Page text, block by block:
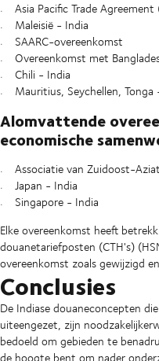
Asia Pacific Trade Agreement
Maleisië - India
SAARC-overeenkomst
Overeenkomst met
Chili - India
Mauritius, Seychellen,
Alomvattende
economische
Associatie van Zuidoost-
Japan - India
Singapore - India
Elke overeenkomst heeft
douanetariefposten (CTH's)
overeenkomst zoals gewijzigd
Conclusies
De Indiase douaneconcepten
uiteengezet, zijn
bedoeld om gebieden te
de hoogte bent om nader